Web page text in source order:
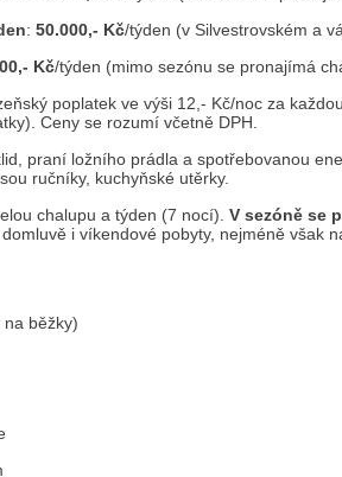
: 50.000,- Kč/týden (v Silvestrovském a
Kč/týden (mimo sezónu se pronajímá
poplatek ve výši 12,- Kč/noc za
Ceny se rozumí včetně DPH.
praní ložního prádla a spotřebovanou
ručníky, kuchyňské utěrky.
chalupu a týden (7 nocí). V sezóně se
i víkendové pobyty, nejméně však
běžky)